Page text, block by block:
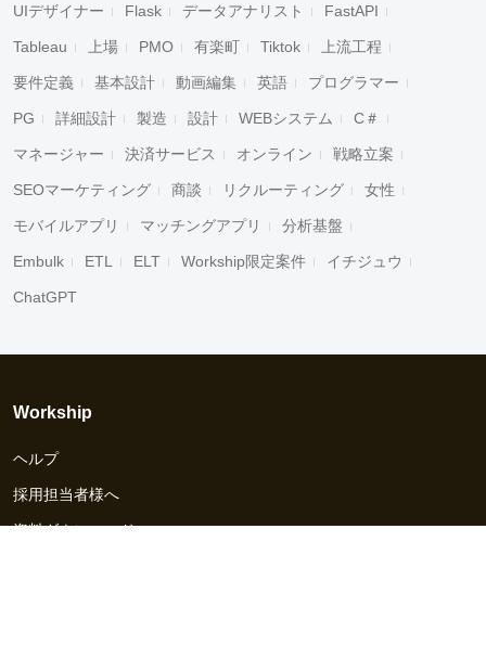
UIデザイナー Flask データアナリスト FastAPI
Tableau 上場 PMO 有楽町 Tiktok 上流工程
要件定義 基本設計 動画編集 英語 プログラマー
PG 詳細設計 製造 設計 WEBシステム C＃
マネージャー 決済サービス オンライン 戦略立案
SEOマーケティング 商談 リクルーティング 女性
モバイルアプリ マッチングアプリ 分析基盤
Embulk ETL ELT Workship限定案件 イチジュウ
ChatGPT
Workship
ヘルプ
採用担当者様へ
資料ダウンロード